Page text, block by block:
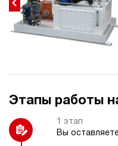
Насос ручной (дублирующий)
Этапы работы
1 этап
Вы